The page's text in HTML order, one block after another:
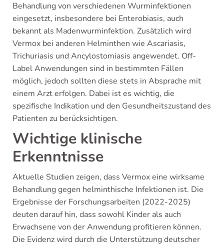
Behandlung von verschiedenen Wurminfektionen
eingesetzt, insbesondere bei Enterobiasis, auch
bekannt als Madenwurminfektion. Zusätzlich wird
Vermox bei anderen Helminthen wie Ascariasis,
Trichuriasis und Ancylostomiasis angewendet. Off-
Label Anwendungen sind in bestimmten Fällen
möglich, jedoch sollten diese stets in Absprache mit
einem Arzt erfolgen. Dabei ist es wichtig, die
spezifische Indikation und den Gesundheitszustand des
Patienten zu berücksichtigen.
Wichtige klinische
Erkenntnisse
Aktuelle Studien zeigen, dass Vermox eine wirksame
Behandlung gegen helminthische Infektionen ist. Die
Ergebnisse der Forschungsarbeiten (2022-2025)
deuten darauf hin, dass sowohl Kinder als auch
Erwachsene von der Anwendung profitieren können.
Die Evidenz wird durch die Unterstützung deutscher